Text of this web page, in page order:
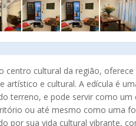
centro cultural da região,
artístico e cultural. A edícula é
terreno, e pode servir como
ou até mesmo como uma
por sua vida cultural vibrante,